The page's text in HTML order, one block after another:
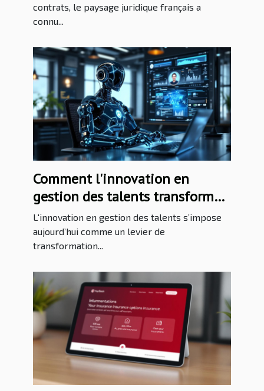
contrats, le paysage juridique français a
connu...
Comment l'innovation en
gestion des talents transforme-
t-elle les entreprises ?
L'innovation en gestion des talents s’impose
aujourd’hui comme un levier de
transformation...